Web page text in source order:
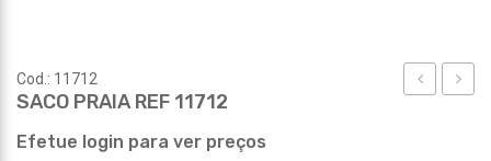
Cod.: 11712
SACO PRAIA REF 11712
Efetue login para ver preços